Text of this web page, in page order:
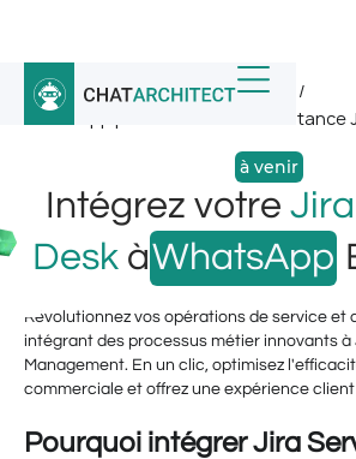
Accueil / Intégrations WhatsApp
/
WhatsApp pour le service d'assistance
à venir
Intégrez votre
DeskàWhatsApp
Révolutionnez vos opérations de service et
intégrant des processus métier innovants à
Management. En un clic, optimisez
commerciale et offrez une expérience
Pourquoi intégrer Jira